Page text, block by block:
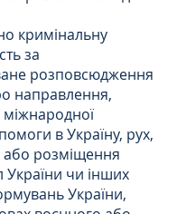
кримінальну
за
розповсюдження
направлення,
в Україну, рух,
розміщення
чи інших
України,